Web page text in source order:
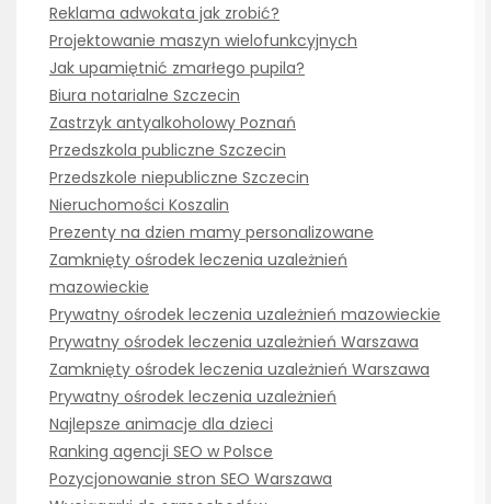
Reklama adwokata jak zrobić?
Projektowanie maszyn wielofunkcyjnych
Jak upamiętnić zmarłego pupila?
Biura notarialne Szczecin
Zastrzyk antyalkoholowy Poznań
Przedszkola publiczne Szczecin
Przedszkole niepubliczne Szczecin
Nieruchomości Koszalin
Prezenty na dzien mamy personalizowane
Zamknięty ośrodek leczenia uzależnień
mazowieckie
Prywatny ośrodek leczenia uzależnień mazowieckie
Prywatny ośrodek leczenia uzależnień Warszawa
Zamknięty ośrodek leczenia uzależnień Warszawa
Prywatny ośrodek leczenia uzależnień
Najlepsze animacje dla dzieci
Ranking agencji SEO w Polsce
Pozycjonowanie stron SEO Warszawa